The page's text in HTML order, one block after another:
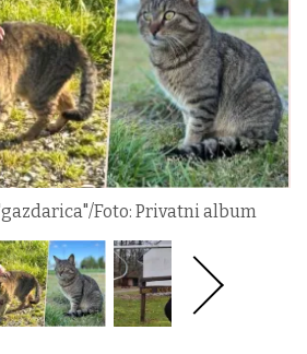
Foto: Privatni album